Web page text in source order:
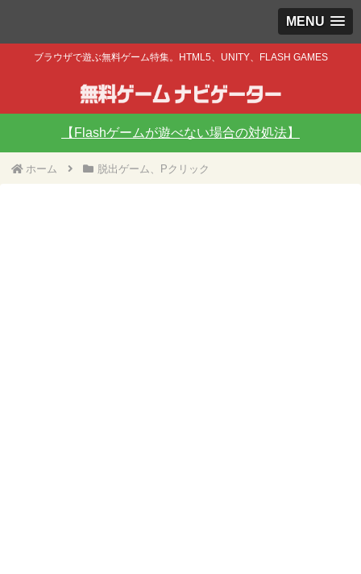
MENU
ブラウザで遊ぶ無料ゲーム特集。HTML5、UNITY、FLASH GAMES
【Flashゲームが遊べない場合の対処法】
ホーム 脱出ゲーム、Pクリック